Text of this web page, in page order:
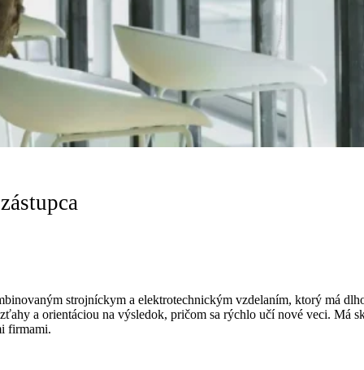
strojníckym a elektrotechnickým vzdelaním, ktorý má
a orientáciou na výsledok, pričom sa rýchlo učí nové veci. Má
firmami.